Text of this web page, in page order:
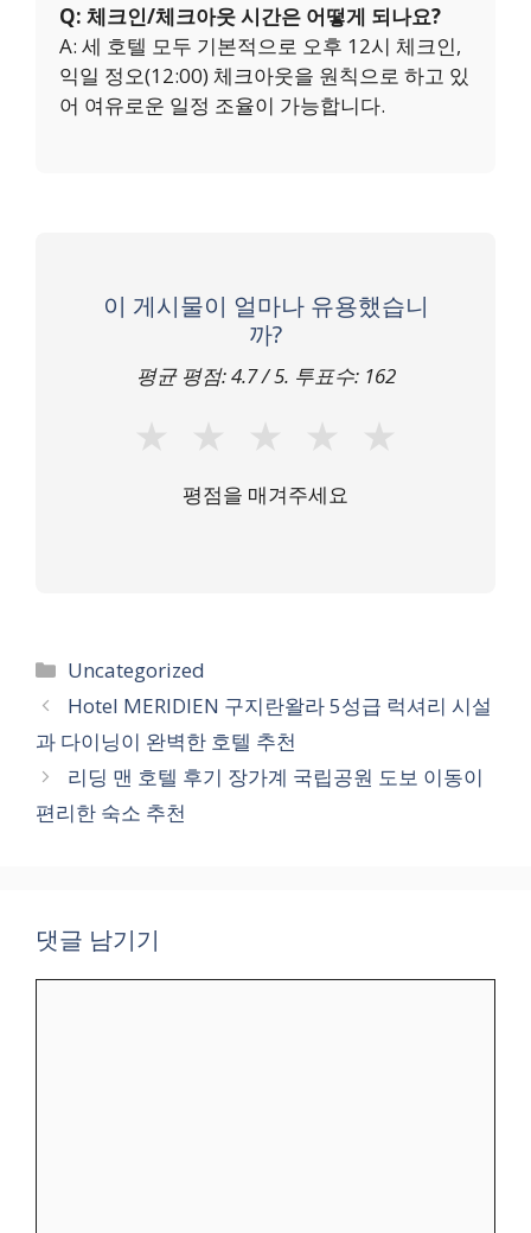
Q: 체크인/체크아웃 시간은 어떻게 되나요?
A: 세 호텔 모두 기본적으로 오후 12시 체크인,
익일 정오(12:00) 체크아웃을 원칙으로 하고 있
어 여유로운 일정 조율이 가능합니다.
이 게시물이 얼마나 유용했습니
까?
평균 평점:4.7/ 5. 투표수: 162
★ ★ ★ ★ ★
평점을 매겨주세요
카
테
리
Uncategorized
Hotel MERIDIEN 구지란왈라 5성급 럭셔리 시설
과 다이닝이 완벽한 호텔 추천
리딩 맨 호텔 후기 장가계 국립공원 도보 이동이
편리한 숙소 추천
댓글 남기기